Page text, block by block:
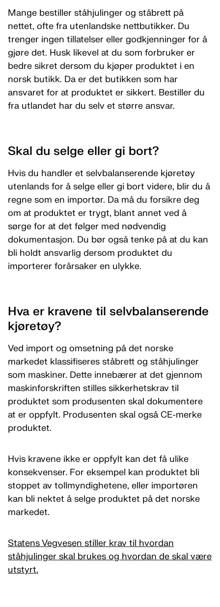
Mange bestiller ståhjulinger og ståbrett på
nettet, ofte fra utenlandske nettbutikker. Du
trenger ingen tillatelser eller godkjenninger for å
gjøre det. Husk likevel at du som forbruker er
bedre sikret dersom du kjøper produktet i en
norsk butikk. Da er det butikken som har
ansvaret for at produktet er sikkert. Bestiller du
fra utlandet har du selv et større ansvar.
Skal du selge eller gi bort?
Hvis du handler et selvbalanserende kjøretøy
utenlands for å selge eller gi bort videre, blir du å
regne som en importør. Da må du forsikre deg
om at produktet er trygt, blant annet ved å
sørge for at det følger med nødvendig
dokumentasjon. Du bør også tenke på at du kan
bli holdt ansvarlig dersom produktet du
importerer forårsaker en ulykke.
Hva er kravene til selvbalanserende
kjøretøy?
Ved import og omsetning på det norske
markedet klassifiseres ståbrett og ståhjulinger
som maskiner. Dette innebærer at det gjennom
maskinforskriften stilles sikkerhetskrav til
produktet som produsenten skal dokumentere
at er oppfylt. Produsenten skal også CE-merke
produktet.
Hvis kravene ikke er oppfylt kan det få ulike
konsekvenser. For eksempel kan produktet bli
stoppet av tollmyndighetene, eller importøren
kan bli nektet å selge produktet på det norske
markedet.
Statens Vegvesen stiller krav til hvordan
ståhjulinger skal brukes og hvordan de skal være
utstyrt.